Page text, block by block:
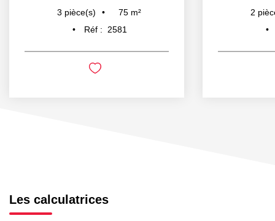
3 pièce(s) 75 m²
Réf :
2581
2
Les calculatrices